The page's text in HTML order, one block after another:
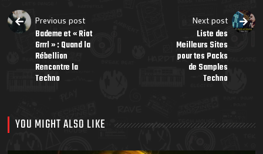
Previous post
Bademe et « Riot
Grrrl » : Quand la
Rébellion
Rencontre la
Techno
Next post
Liste des
Meilleurs Sites
pour tes Packs
de Samples
Techno
YOU MIGHT ALSO LIKE